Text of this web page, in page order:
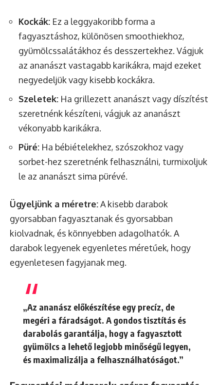
Kockák: Ez a leggyakoribb forma a
fagyasztáshoz, különösen smoothiekhoz,
gyümölcssalátákhoz és desszertekhez. Vágjuk
az ananászt vastagabb karikákra, majd ezeket
negyedeljük vagy kisebb kockákra.
Szeletek: Ha grillezett ananászt vagy díszítést
szeretnénk készíteni, vágjuk az ananászt
vékonyabb karikákra.
Püré: Ha bébiételekhez, szószokhoz vagy
sorbet-hez szeretnénk felhasználni, turmixoljuk
le az ananászt sima pürévé.
Ügyeljünk a méretre:A kisebb darabok
gyorsabban fagyasztanak és gyorsabban
kiolvadnak, és könnyebben adagolhatók. A
darabok legyenek egyenletes méretűek, hogy
egyenletesen fagyjanak meg.
„Az ananász előkészítése egy precíz, de
megéri a fáradságot. A gondos tisztítás és
darabolás garantálja, hogy a fagyasztott
gyümölcs a lehető legjobb minőségű legyen,
és maximalizálja a felhasználhatóságot.”